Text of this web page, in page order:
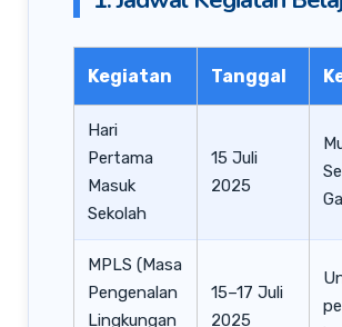
Kegiatan Tanggal
Hari
Pertama
Masuk
Sekolah
15 Juli
2025
MPLS (Masa
Pengenalan
Lingkungan
15–17 Juli
2025